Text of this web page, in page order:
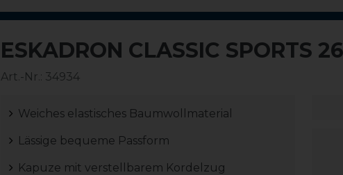
ESKADRON CLASSIC SPORTS
Art.-Nr.: 34934
Weiches elastisches Baumwollmaterial
Lässige bequeme Passform
Kapuze mit verstellbarem Kordelzug